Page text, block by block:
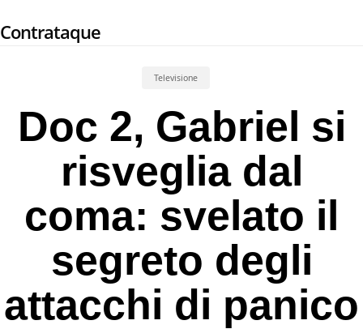
to
Contrataque
Televisione
Doc 2, Gabriel si
risveglia dal
coma: svelato il
segreto degli
attacchi di panico